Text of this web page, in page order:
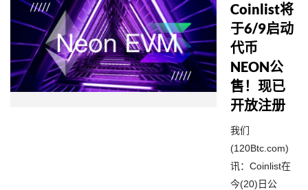
Coinlist将
于6/9启动
代币
NEON公
售！现已
开放注册
我们
(120Btc.com)
讯：Coinlist在
今(20)日公